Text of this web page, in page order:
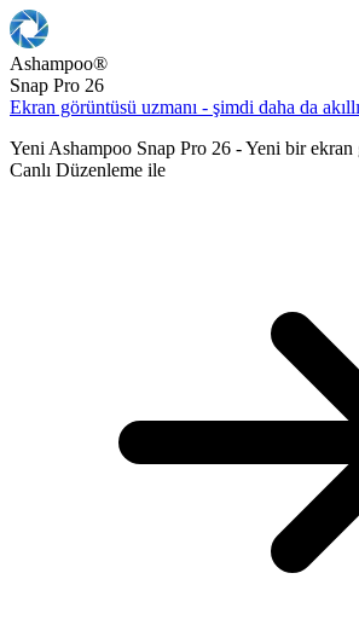
Ashampoo®
Snap Pro 26
Ekran görüntüsü uzmanı - şimdi daha da
Yeni Ashampoo Snap Pro 26 - Yeni bir
Canlı Düzenleme ile